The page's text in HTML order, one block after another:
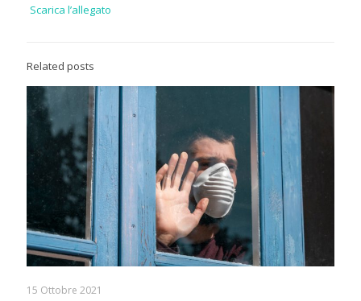
Scarica l’allegato
Related posts
15 Ottobre 2021